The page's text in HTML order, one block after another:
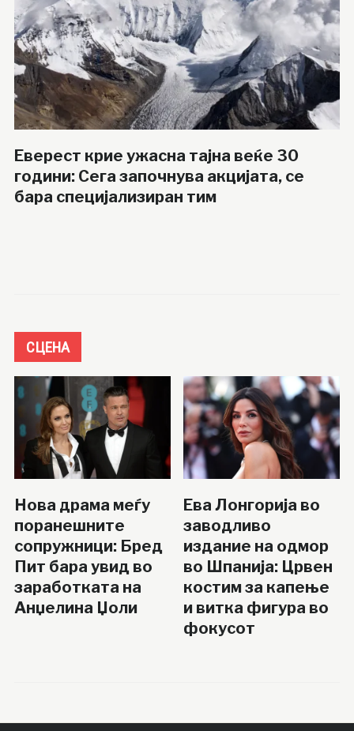
Еверест крие ужасна тајна веќе 30
години: Сега започнува акцијата, се
бара специјализиран тим
СЦЕНА
Нова драма меѓу
поранешните
сопружници: Бред
Пит бара увид во
заработката на
Анџелина Џоли
Ева Лонгорија во
заводливо
издание на одмор
во Шпанија: Црвен
костим за капење
и витка фигура во
фокусот